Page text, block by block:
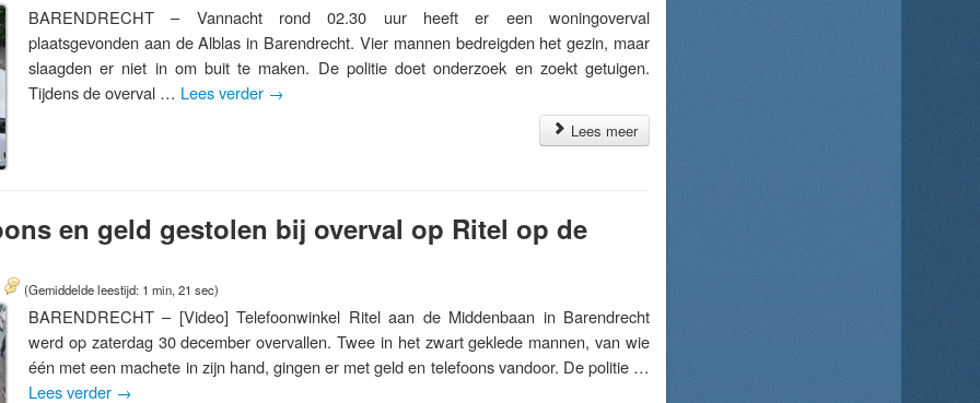
BARENDRECHT – Vannacht rond 02.30 uur heeft er een woningoverval
plaatsgevonden aan de Alblas in Barendrecht. Vier mannen bedreigden het gezin, maar
slaagden er niet in om buit te maken. De politie doet onderzoek en zoekt getuigen.
Tijdens de overval … Lees verder →
Lees meer
en geld gestolen bij overval op Ritel op de
(Gemiddelde leestijd: 1 min, 21 sec)
BARENDRECHT – [Video] Telefoonwinkel Ritel aan de Middenbaan in Barendrecht
werd op zaterdag 30 december overvallen. Twee in het zwart geklede mannen, van wie
één met een machete in zijn hand, gingen er met geld en telefoons vandoor. De politie …
Lees verder →